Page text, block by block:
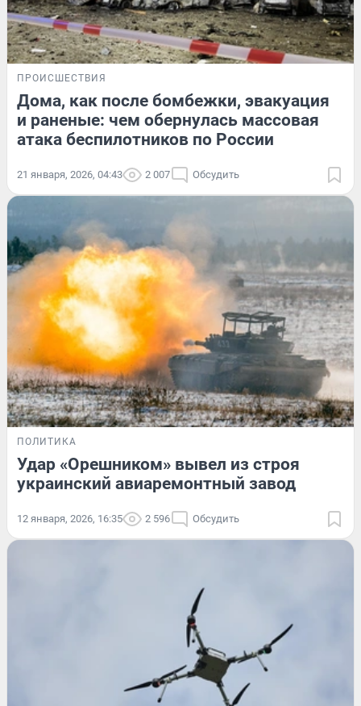
ПРОИСШЕСТВИЯ
Дома, как после бомбежки, эвакуация
и раненые: чем обернулась массовая
атака беспилотников по России
21 января, 2026, 04:43 2 007 Обсудить
ПОЛИТИКА
Удар «Орешником» вывел из строя
украинский авиаремонтный завод
12 января, 2026, 16:35 2 596 Обсудить